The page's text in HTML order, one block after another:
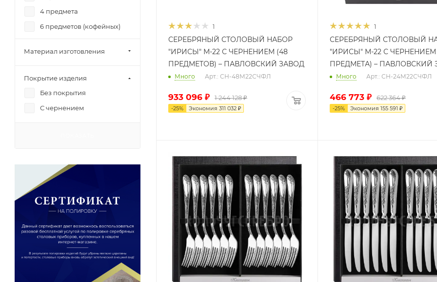
1
СЕРЕБРЯНЫЙ СТОЛОВЫЙ НАБОР
"ИРИСЫ" М-22 С ЧЕРНЕНИЕМ (48
ПРЕДМЕТОВ) – ПАВЛОВСКИЙ ЗАВОД
Много Арт.: СН-48М22СЧФЛ
933 096 ₽ 1 244 128₽
-25% Экономия 311 032 ₽
1
СЕРЕБРЯНЫЙ СТОЛОВЫЙ
"ИРИСЫ" М-22 С ЧЕРНЕНИЕМ
ПРЕДМЕТА) – ПАВЛОВСКИЙ
Много Арт.: СН-24М22СЧФЛ
466 773 ₽ 622 364₽
-25% Экономия 155 591 ₽
4 предмета
6 предметов (кофейных)
6 предметов
Материал изготовления
Покрытие изделия
Без покрытия
С чернением